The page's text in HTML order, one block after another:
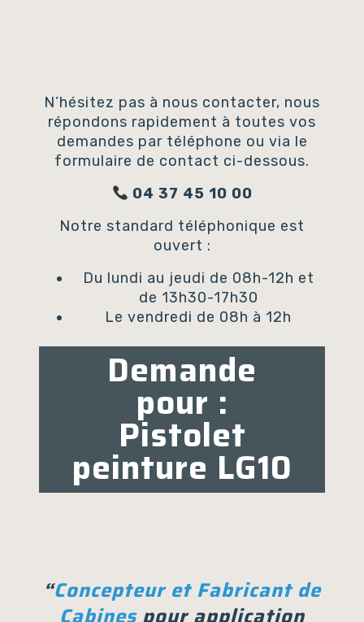
N’hésitez pas à nous contacter, nous
répondons rapidement à toutes vos
demandes par téléphone ou via le
formulaire de contact ci-dessous.
04 37 45 10 00
Notre standard téléphonique est
ouvert :
Du lundi au jeudi de 08h-12h et
de 13h30-17h30
Le vendredi de 08h à 12h
Demande
pour :
Pistolet
peinture LG10
“Concepteur et Fabricant de